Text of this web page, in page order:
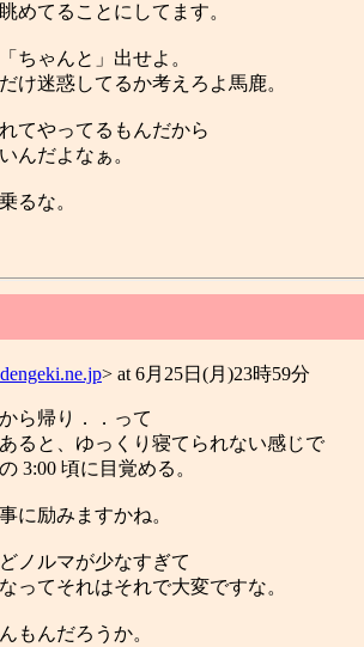
めてることにしてます。
ちゃんと」出せよ。
け迷惑してるか考えろよ馬鹿。
てやってるもんだから
んだよなぁ。
るな。
> at 6月25日(月)23時59分
ら帰り．．って
ると、ゆっくり寝てられない感じで
3:00 頃に目覚める。
に励みますかね。
ノルマが少なすぎて
ってそれはそれで大変ですな。
もんだろうか。